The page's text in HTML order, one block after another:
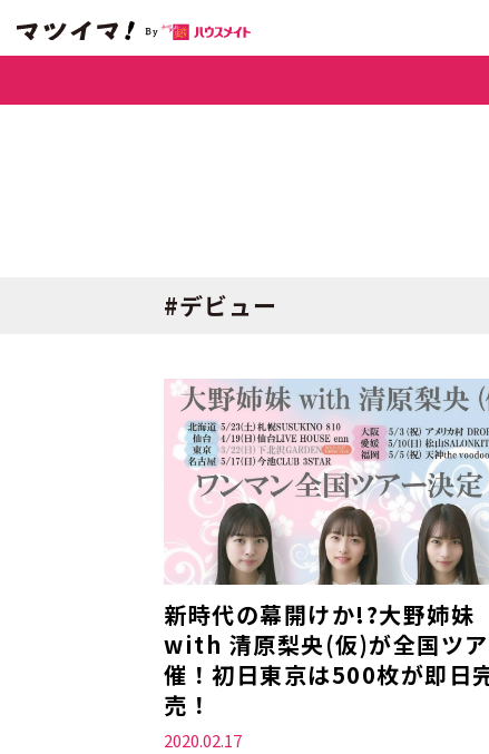
#デビュー
新時代の幕開けか!?大野姉妹
with 清原梨央(仮)が全国ツア
催！初日東京は500枚が即日
売！
2020.02.17